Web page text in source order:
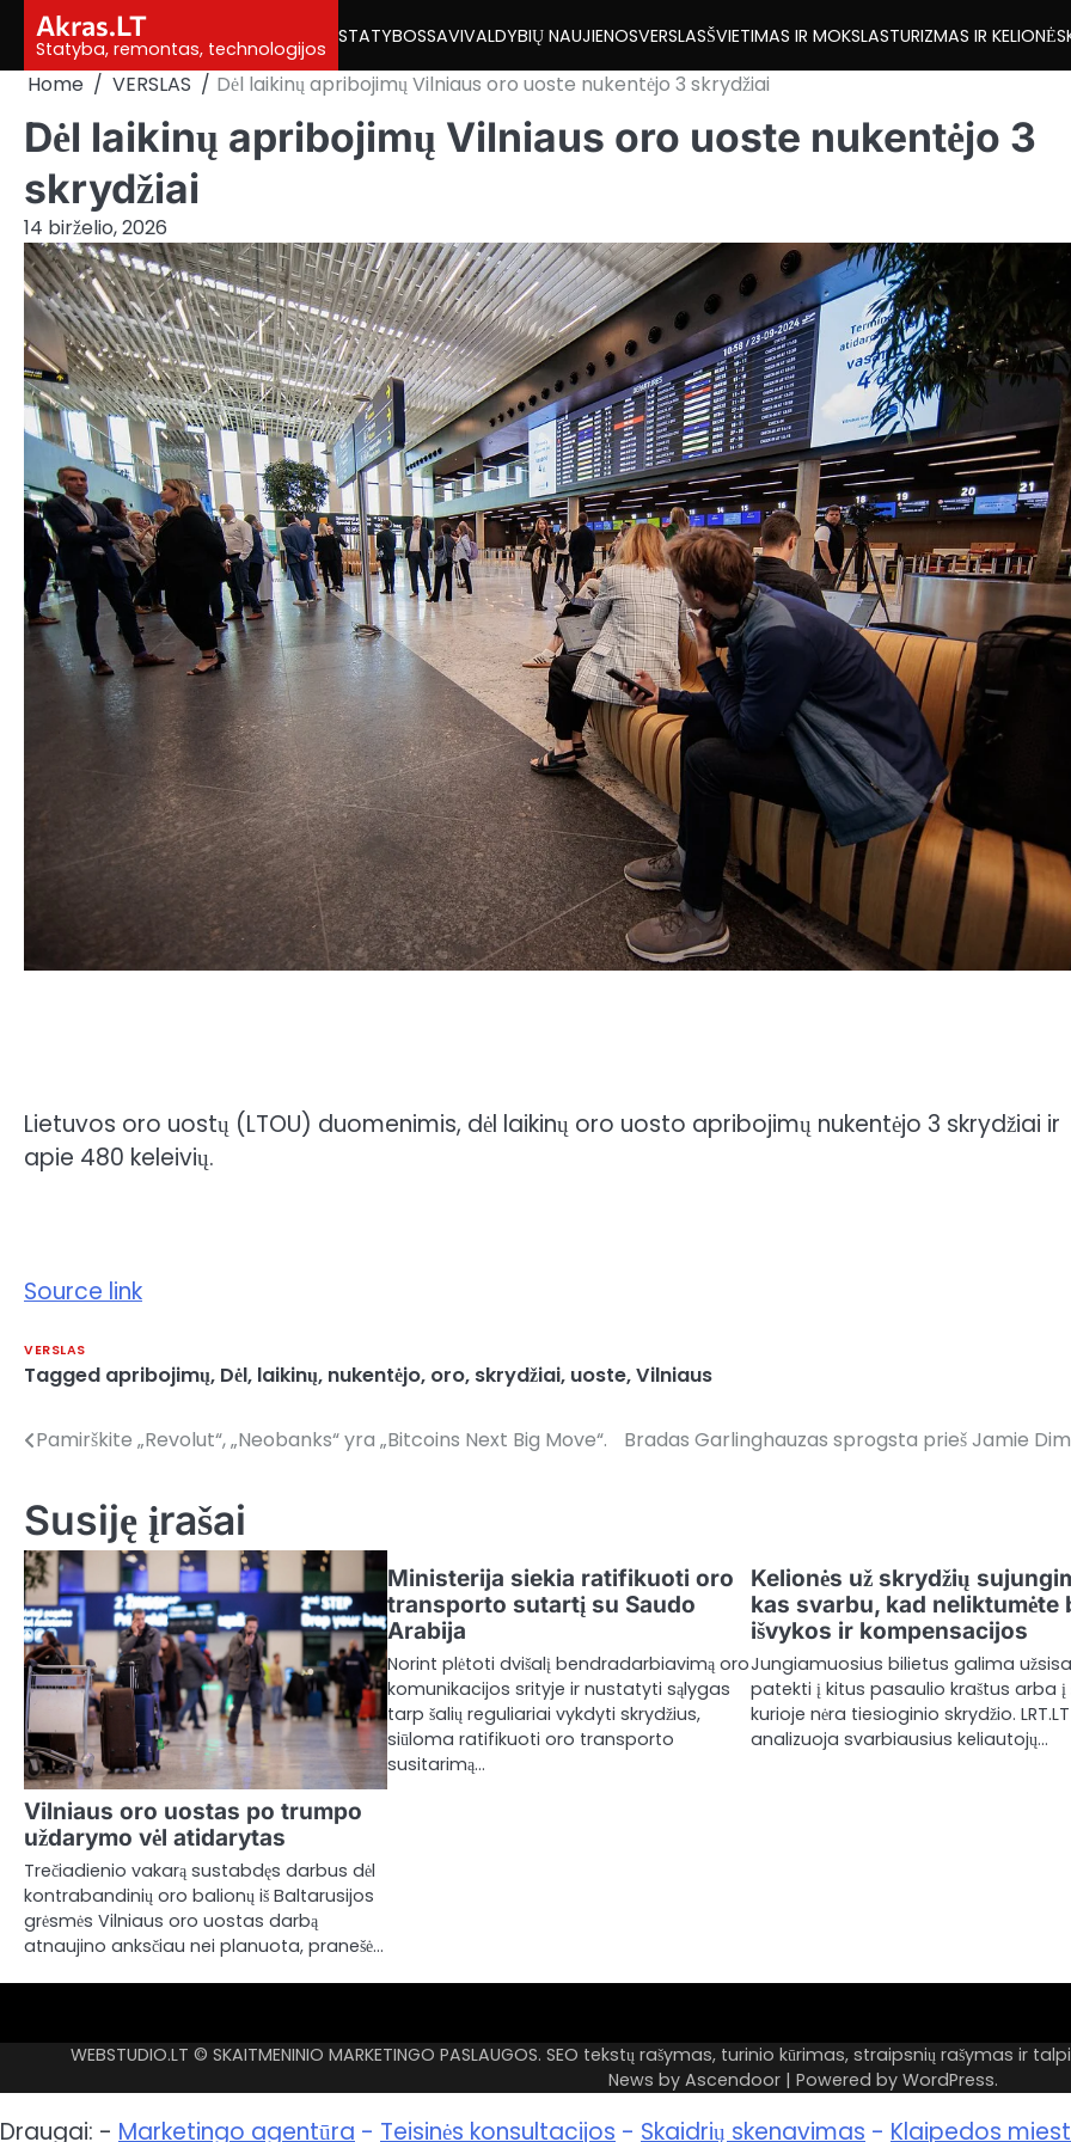
content
Akras.LT
Statyba, remontas, technologijos
STATYBOSSAVIVALDYBIŲ NAUJIENOSVERSLASŠVIETIMAS IR MOKSLASTURIZMAS IR KELIONĖS
Home VERSLAS Dėl laikinų apribojimų Vilniaus oro uoste nukentėjo 3 skrydžiai
Dėl laikinų apribojimų Vilniaus oro uoste nukentėjo 3
skrydžiai
14 birželio, 2026
Lietuvos oro uostų (LTOU) duomenimis, dėl laikinų oro uosto apribojimų nukentėjo 3 skrydžiai ir
apie 480 keleivių.
Source link
VERSLAS
Tagged apribojimų, Dėl, laikinų, nukentėjo, oro, skrydžiai, uoste,Vilniaus
Navigacija
įrašų
Pamirškite „Revolut“, „Neobanks“ yra „Bitcoins Next Big Move“. Bradas Garlinghauzas sprogsta prieš Jamie
Susiję įrašai
Vilniaus oro uostas po trumpo
uždarymo vėl atidarytas
Trečiadienio vakarą sustabdęs darbus dėl
kontrabandinių oro balionų iš Baltarusijos
grėsmės Vilniaus oro uostas darbą
atnaujino anksčiau nei planuota, pranešė…
Ministerija siekia ratifikuoti oro
transporto sutartį su Saudo
Arabija
Norint plėtoti dvišalį bendradarbiavimą oro
komunikacijos srityje ir nustatyti sąlygas
tarp šalių reguliariai vykdyti skrydžius,
siūloma ratifikuoti oro transporto
susitarimą…
Kelionės už skrydžių
kas svarbu, kad neliktumėte
išvykos ​​ir kompensacijos
Jungiamuosius bilietus galima
patekti į kitus pasaulio kraštus arba į
kurioje nėra tiesioginio skrydžio. LRT.LT
analizuoja svarbiausius keliautojų…
–
tai
WEBSTUDIO.LT © SKAITMENINIO MARKETINGO PASLAUGOS. SEO tekstų rašymas, turinio kūrimas, straipsnių rašymas
News by Ascendoor | Powered by WordPress.
Draugai: - Marketingo agentūra - Teisinės konsultacijos - Skaidrių skenavimas - Klaipedos